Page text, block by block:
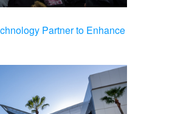
Partner to Enhance